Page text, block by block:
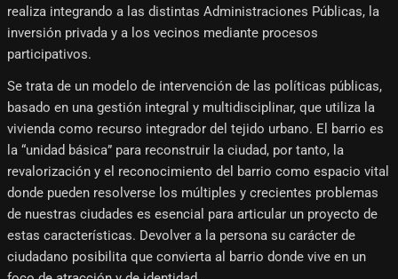
realiza integrando a las distintas Administraciones Públicas, la
inversión privada y a los vecinos mediante procesos
participativos.
Se trata de un modelo de intervención de las políticas públicas,
basado en una gestión integral y multidisciplinar, que utiliza la
vivienda como recurso integrador del tejido urbano. El barrio es
la “unidad básica” para reconstruir la ciudad, por tanto, la
revalorización y el reconocimiento del barrio como espacio vital
donde pueden resolverse los múltiples y crecientes problemas
de nuestras ciudades es esencial para articular un proyecto de
estas características. Devolver a la persona su carácter de
ciudadano posibilita que convierta al barrio donde vive en un